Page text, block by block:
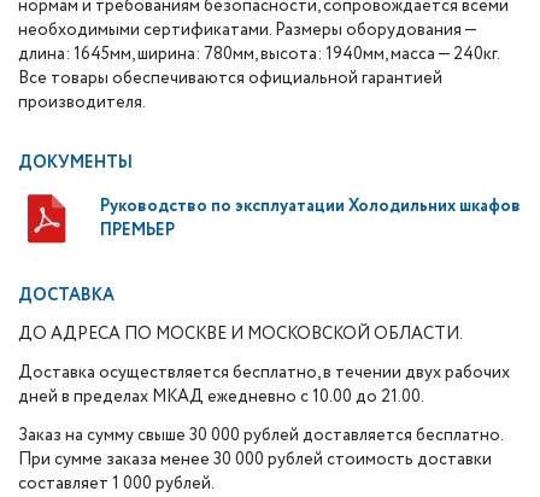
нормам и требованиям безопасности, сопровождается всеми
необходимыми сертификатами. Размеры оборудования —
длина: 1645мм, ширина: 780мм, высота: 1940мм, масса — 240кг.
Все товары обеспечиваются официальной гарантией
производителя.
ДОКУМЕНТЫ
Руководство по эксплуатации Холодильних шкафов
ПРЕМЬЕР
ДОСТАВКА
ДО АДРЕСА ПО МОСКВЕ И МОСКОВСКОЙ ОБЛАСТИ.
Доставка осуществляется бесплатно, в течении двух рабочих
дней в пределах МКАД ежедневно с 10.00 до 21.00.
Заказ на сумму свыше 30 000 рублей доставляется бесплатно.
При сумме заказа менее 30 000 рублей стоимость доставки
составляет 1 000 рублей.